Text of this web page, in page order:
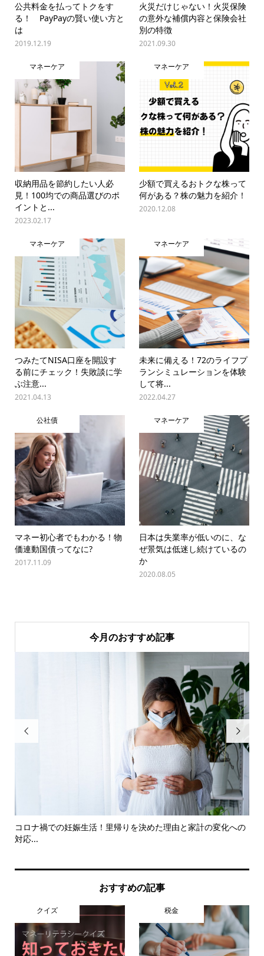
公共料金を払ってトクをす
る！ PayPayの賢い使い方と
は
2019.12.19
火災だけじゃない！火災保険
の意外な補償内容と保険会社
別の特徴
2021.09.30
マネーケア
収納用品を節約したい人必
見！100均での商品選びのポ
イントと...
2023.02.17
マネーケア
少額で買えるおトクな株って
何がある？株の魅力を紹介！
2020.12.08
マネーケア
つみたてNISA口座を開設す
る前にチェック！失敗談に学
ぶ注意...
2021.04.13
マネーケア
未来に備える！72のライフプ
ランシミュレーションを体験
して将...
2022.04.27
公社債
マネー初心者でもわかる！物
価連動国債ってなに?
2017.11.09
マネーケア
日本は失業率が低いのに、な
ぜ景気は低迷し続けているの
か
2020.08.05
今月のおすすめ記事

コロナ禍での妊娠生活！里帰りを決めた理由と家計の変化への
対応...

おすすめの記事
クイズ 税金